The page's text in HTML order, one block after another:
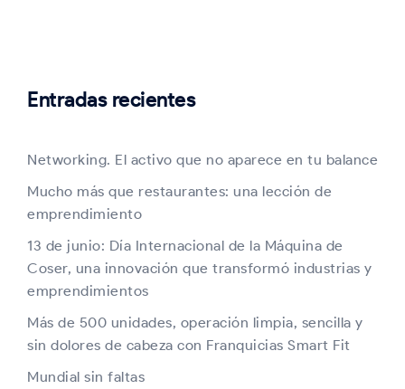
Entradas recientes
Networking. El activo que no aparece en tu balance
Mucho más que restaurantes: una lección de
emprendimiento
13 de junio: Día Internacional de la Máquina de
Coser, una innovación que transformó industrias y
emprendimientos
Más de 500 unidades, operación limpia, sencilla y
sin dolores de cabeza con Franquicias Smart Fit
Mundial sin faltas